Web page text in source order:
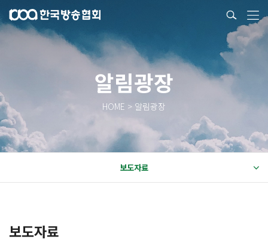
알림광장
HOME > 알림광장
보도자료
보도자료